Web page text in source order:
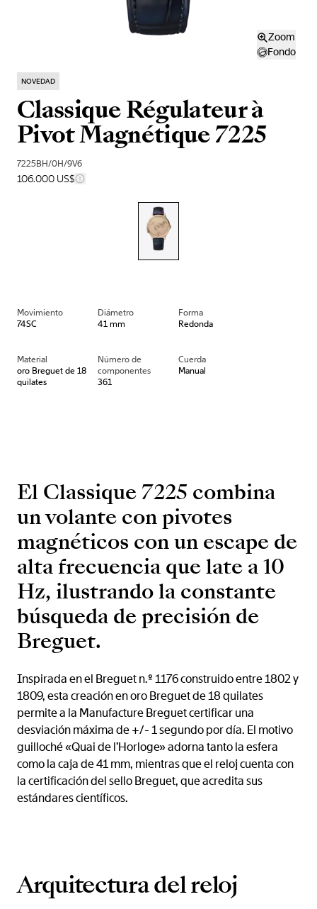
Zoom
Fondo
NOVEDAD
Classique Régulateur à
Pivot Magnétique 7225
7225BH/0H/9V6
106.000 US$
Movimiento
74SC
Diámetro
41 mm
Forma
Redonda
Material
oro Breguet de 18
quilates
Número de
componentes
361
Cuerda
Manual
El Classique 7225 combina
un volante con pivotes
magnéticos con un escape de
alta frecuencia que late a 10
Hz, ilustrando la constante
búsqueda de precisión de
Breguet.
Inspirada en el Breguet n.º 1176 construido entre 1802 y
1809, esta creación en oro Breguet de 18 quilates
permite a la Manufacture Breguet certificar una
desviación máxima de +/- 1 segundo por día. El motivo
guilloché «Quai de l’Horloge» adorna tanto la esfera
como la caja de 41 mm, mientras que el reloj cuenta con
la certificación del sello Breguet, que acredita sus
estándares científicos.
Arquitectura del reloj